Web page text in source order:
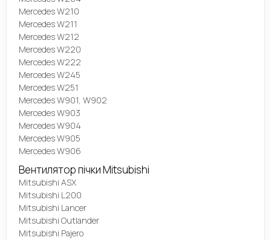
Mercedes W210
Mercedes W211
Mercedes W212
Mercedes W220
Mercedes W222
Mercedes W245
Mercedes W251
Mercedes W901, W902
Mercedes W903
Mercedes W904
Mercedes W905
Mercedes W906
Вентилятор пічки Mitsubishi
Mitsubishi ASX
Mitsubishi L200
Mitsubishi Lancer
Mitsubishi Outlander
Mitsubishi Pajero